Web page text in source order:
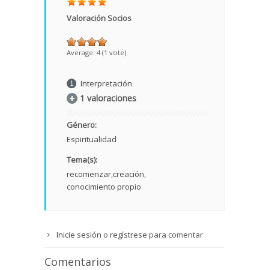
Valoración Socios
Average: 4 (1 vote)
Interpretación
1 valoraciones
Género:
Espiritualidad
Tema(s):
recomenzar creación
conocimiento propio
Inicie sesión o regístrese para comentar
Comentarios